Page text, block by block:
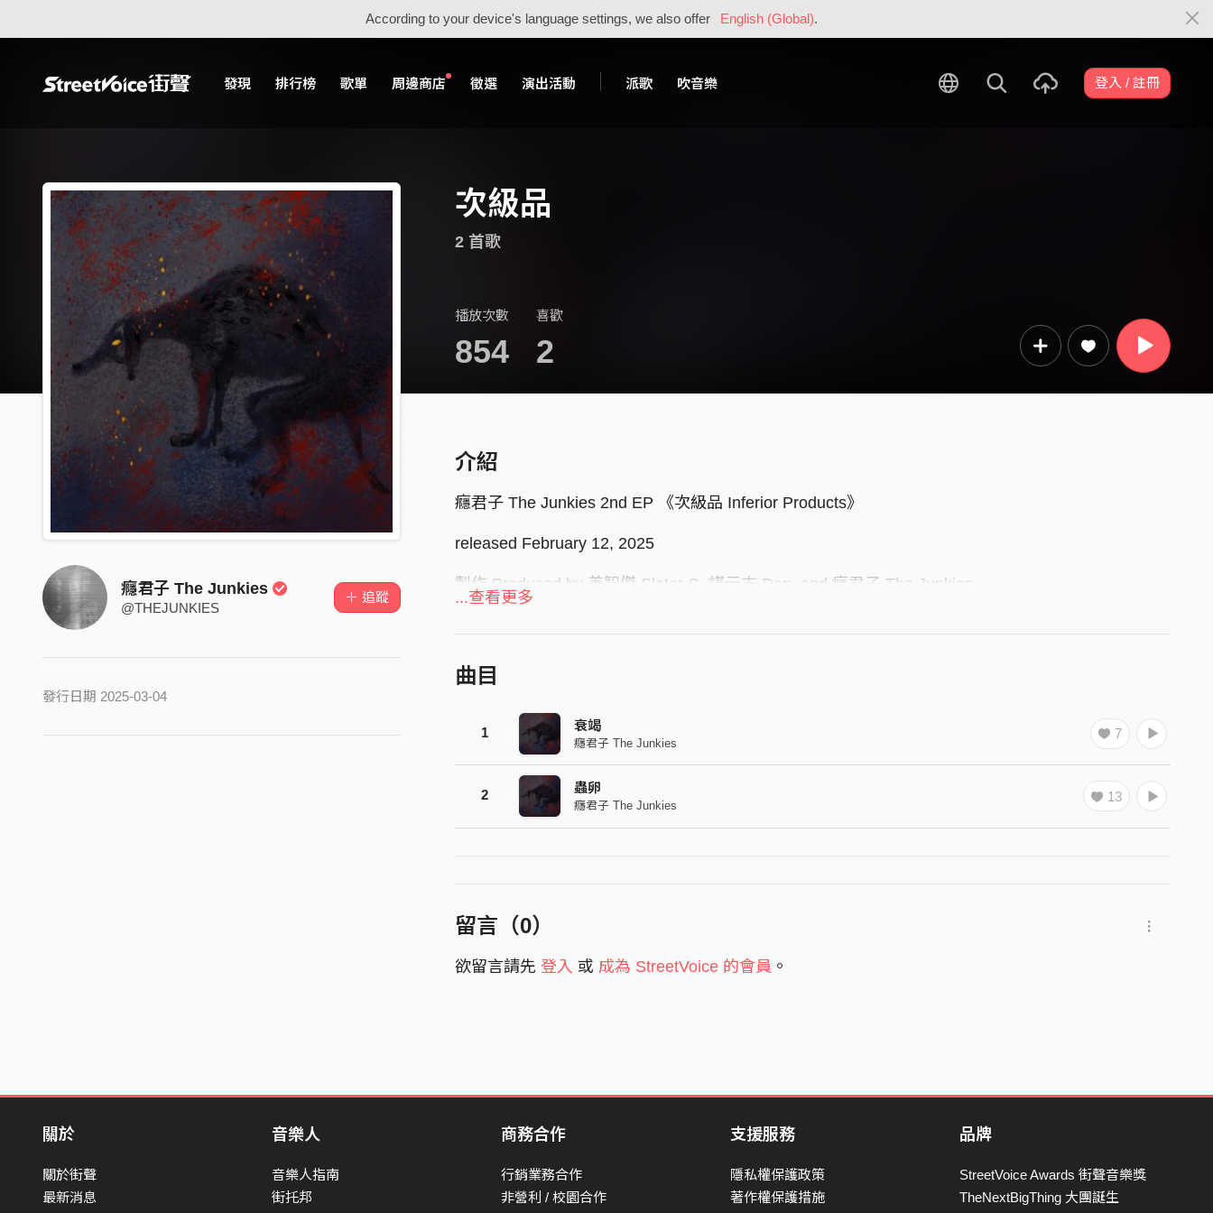
According to your device's language settings, we also offer English (Global).
發現 排行榜 歌單 周邊商店 徵選 演出活動 派歌 吹音樂 登入 / 註冊
次級品
2 首歌
播放次數
854
喜歡
2
癮君子 The Junkies
@THEJUNKIES
＋ 追蹤
發行日期 2025-03-04
介紹
癮君子 The Junkies 2nd EP 《次級品 Inferior Products》
released February 12, 2025
製作 Produced by 姜智傑 Slater C, 諶元志 Dan, and 癮君子 The Junkies
錄音 Recorded by 姜智傑 Slater C
混音 Mixed by 姜智傑 Slater C at 銳博聲音樂工作室 Rebel sound studio
錄音助理 Assisted by 陳品升 Sean, Chen
封面設計 Cover/Art Design by 楊毛
編曲 Songs, and Arranged by 癮君子 The Junkies
詞曲 Lyrics, and Composed by 林敬格
發行廠牌 Released Label by 二十二唱片 22RECORDS
...查看更多
曲目
1 衰竭
癮君子 The Junkies
7
2 蟲卵
癮君子 The Junkies
13
留言（0）
欲留言請先 登入 或 成為 StreetVoice 的會員 。
關於
關於街聲
最新消息
音樂人
音樂人指南
街托邦
商務合作
行銷業務合作
非營利 / 校園合作
支援服務
隱私權保護政策
著作權保護措施
品牌
StreetVoice Awards 街聲音樂獎
TheNextBigThing 大團誕生